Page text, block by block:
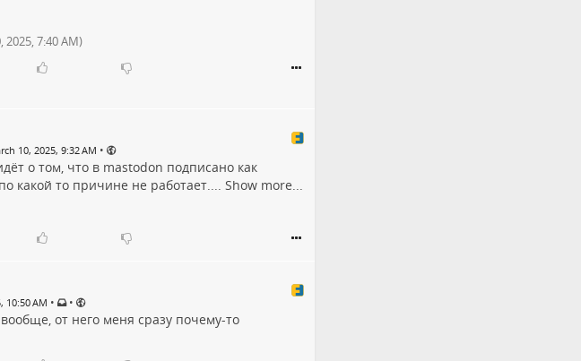
7:40 AM)
10, 2025, 9:32 AM •
о том, что в mastodon подписано как
какой то причине не работает.... Show more...
10:50 AM • •
от него меня сразу почему-то